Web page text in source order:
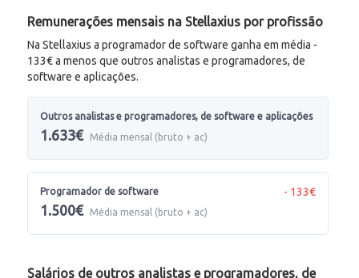
Remunerações mensais na Stellaxius por profissão
Na Stellaxius a programador de software ganha em média -
133€ a menos que outros analistas e programadores, de
software e aplicações.
Outros analistas e programadores, de software e aplicações
1.633€ Média mensal (bruto + ac)
Programador de software
1.500€ Média mensal (bruto + ac)
- 133€
Salários de outros analistas e programadores, de